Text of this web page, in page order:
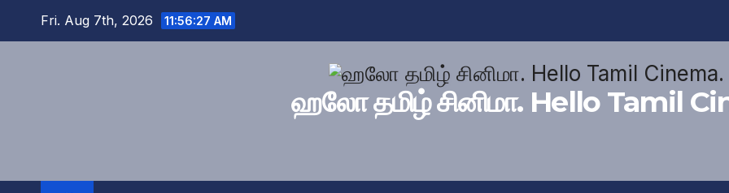
Fri. Aug 7th, 2026 11:56:28 AM
ஹலோ தமிழ் சினிமா. Hello Tamil